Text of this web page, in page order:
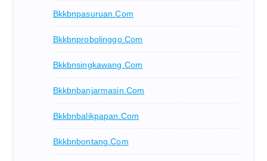
Bkkbnpasuruan.com
Bkkbnprobolinggo.com
Bkkbnsingkawang.com
Bkkbnbanjarmasin.com
Bkkbnbalikpapan.com
Bkkbnbontang.com